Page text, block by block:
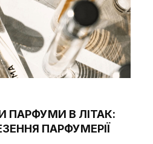
ПАРФУМИ В ЛІТАК:
ПАРФУМЕРІЇ